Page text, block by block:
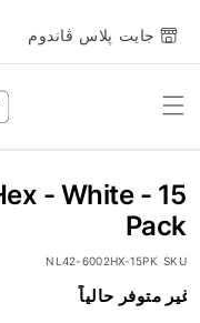
جايت پلاس ڤاندوم
Toggle
- White - 15
Pack
SKU
NL42-6002HX-15PK
انتقل
إلى
غير متوفر حالياً